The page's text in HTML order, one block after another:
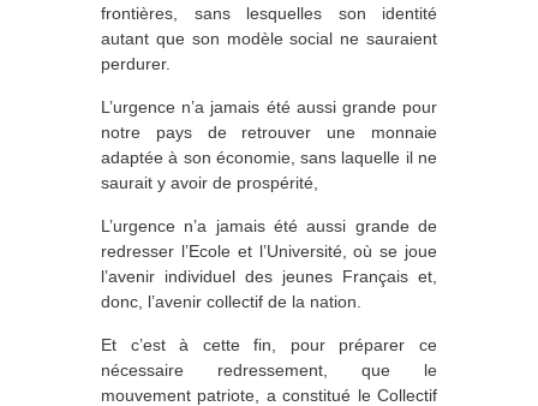
frontières, sans lesquelles son identité
autant que son modèle social ne sauraient
perdurer.
L’urgence n’a jamais été aussi grande pour
notre pays de retrouver une monnaie
adaptée à son économie, sans laquelle il ne
saurait y avoir de prospérité,
L’urgence n’a jamais été aussi grande de
redresser l’Ecole et l’Université, où se joue
l’avenir individuel des jeunes Français et,
donc, l’avenir collectif de la nation.
Et c’est à cette fin, pour préparer ce
nécessaire redressement, que le
mouvement patriote, a constitué le Collectif